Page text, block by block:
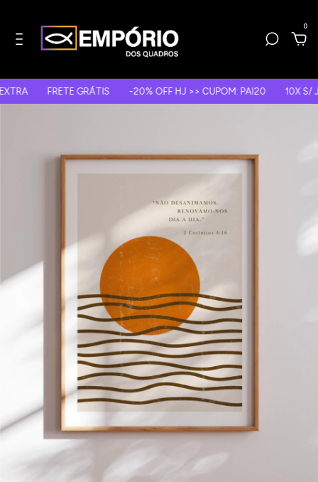
0
FRETE GRÁTIS -20% OFF HJ >> CUPOM: PAI20 10X S/ JUROS